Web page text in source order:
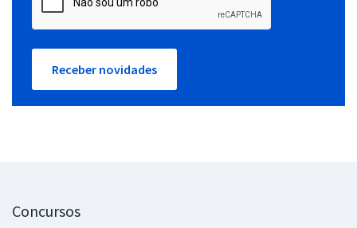
Receber novidades
Concursos